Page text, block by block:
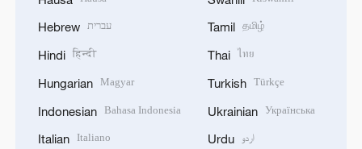
Hebrew עברית
Hindi हिन्दी
Hungarian Magyar
Indonesian Bahasa Indonesia
Italian Italiano
Tamil தமிழ்
Thai ไทย
Turkish Türkçe
Ukrainian Українська
Urdu اردو